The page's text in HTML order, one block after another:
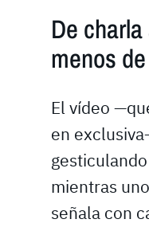
De charla
menos
El vídeo
en
mientras
señala con